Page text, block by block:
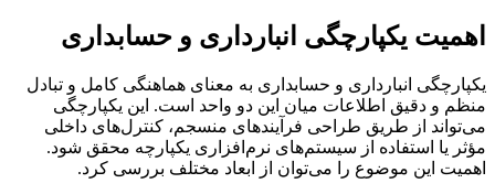
اهمیت یکپارچگی انبارداری و حسابداری
یکپارچگی انبارداری و حسابداری به معنای هماهنگی کامل و تبادل
منظم و دقیق اطلاعات میان این دو واحد است. این یکپارچگی
می‌تواند از طریق طراحی فرآیندهای منسجم، کنترل‌های داخلی
مؤثر یا استفاده از سیستم‌های نرم‌افزاری یکپارچه محقق شود.
اهمیت این موضوع را می‌توان از ابعاد مختلف بررسی کرد.